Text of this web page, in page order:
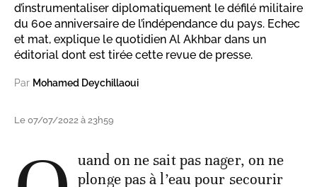
d’instrumentaliser diplomatiquement le défilé militaire
du 60e anniversaire de l’indépendance du pays. Echec
et mat, explique le quotidien Al Akhbar dans un
éditorial dont est tirée cette revue de presse.
Par Mohamed Deychillaoui
Le 07/07/2022 à 23h59
uand on ne sait pas nager, on ne
plonge pas à l’eau pour secourir